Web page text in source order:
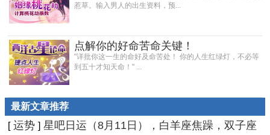
惹草。输入男人的出生资料，预...
点解你的好命苦命关键！
"详批你这一生的命好及命苦处！ 你的人生红绿灯，不必等
到五十才知天命！" ...
最新文章推荐
[ 运势 ] 星吧日运（8月11日），白羊座焦躁，双子座